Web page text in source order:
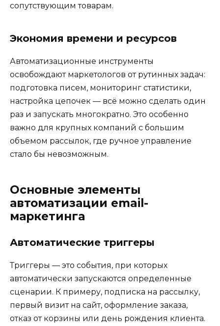
сопутствующим товарам.
Экономия времени и ресурсов
Автоматизационные инструменты
освобождают маркетологов от рутинных задач:
подготовка писем, мониторинг статистики,
настройка цепочек — всё можно сделать один
раз и запускать многократно. Это особенно
важно для крупных компаний с большим
объемом рассылок, где ручное управление
стало бы невозможным.
Основные элементы
автоматизации email-
маркетинга
Автоматические триггеры
Триггеры — это события, при которых
автоматически запускаются определенные
сценарии. К примеру, подписка на рассылку,
первый визит на сайт, оформление заказа,
отказ от корзины или день рождения клиента.